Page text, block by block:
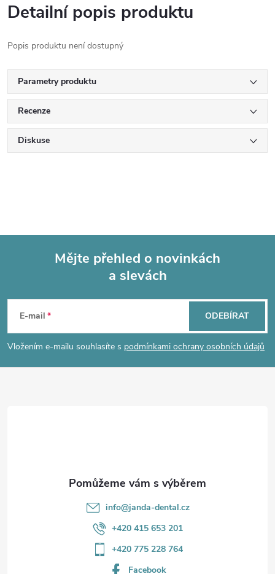
Detailní popis produktu
Popis produktu není dostupný
Parametry produktu
Recenze
Diskuse
p
a
Mějte přehled o novinkách
a slevách
E-mail
Vložením e-mailu souhlasíte s podmínkami ochrany osobních údajů
ODEBÍRAT
info@janda-dental.cz
+420 415 653 201
+420 775 228 764
Facebook